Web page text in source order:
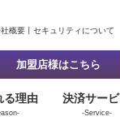
る理由 決済サー
-Service-
概要 セキュリティについて
加盟店様はこちら